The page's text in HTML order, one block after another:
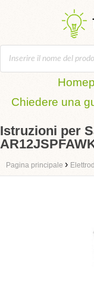
Chiedere una
Istruzioni per
Pagina principale ›